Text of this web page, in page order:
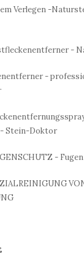
Verlegen -
-
-
Stein-Doktor
-